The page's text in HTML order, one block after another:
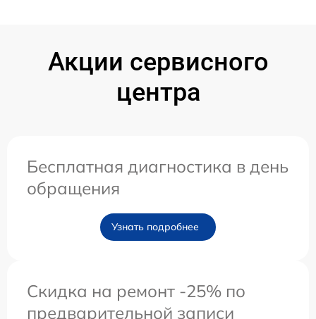
Акции сервисного
центра
Бесплатная диагностика в день
обращения
Узнать подробнее
Скидка на ремонт -25% по
предварительной записи